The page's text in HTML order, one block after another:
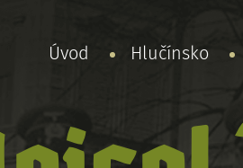
Úvod Hlučínsko